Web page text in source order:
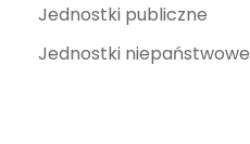
Jednostki publiczne
Jednostki niepaństwowe